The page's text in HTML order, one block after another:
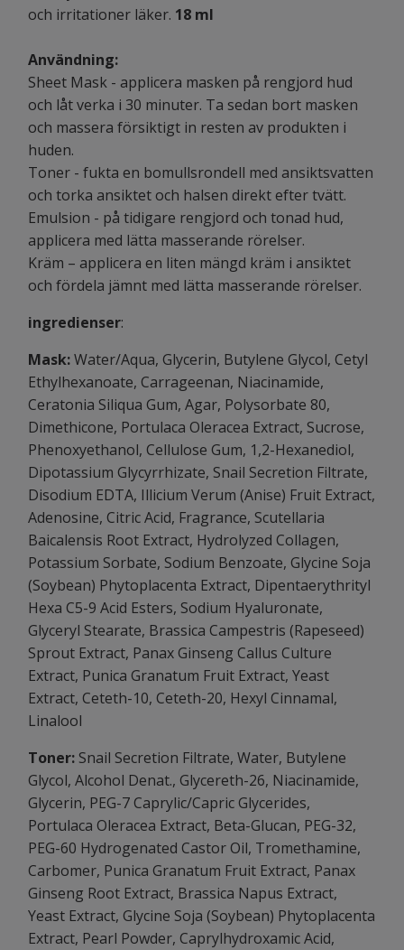
och irritationer läker. 18 ml
Användning:
Sheet Mask - applicera masken på rengjord hud
och låt verka i 30 minuter. Ta sedan bort masken
och massera försiktigt in resten av produkten i
huden.
Toner - fukta en bomullsrondell med ansiktsvatten
och torka ansiktet och halsen direkt efter tvätt.
Emulsion - på tidigare rengjord och tonad hud,
applicera med lätta masserande rörelser.
Kräm – applicera en liten mängd kräm i ansiktet
och fördela jämnt med lätta masserande rörelser.
ingredienser:
Mask:Water/Aqua, Glycerin, Butylene Glycol, Cetyl
Ethylhexanoate, Carrageenan, Niacinamide,
Ceratonia Siliqua Gum, Agar, Polysorbate 80,
Dimethicone, Portulaca Oleracea Extract, Sucrose,
Phenoxyethanol, Cellulose Gum, 1,2-Hexanediol,
Dipotassium Glycyrrhizate, Snail Secretion Filtrate,
Disodium EDTA, Illicium Verum (Anise) Fruit Extract,
Adenosine, Citric Acid, Fragrance, Scutellaria
Baicalensis Root Extract, Hydrolyzed Collagen,
Potassium Sorbate, Sodium Benzoate, Glycine Soja
(Soybean) Phytoplacenta Extract, Dipentaerythrityl
Hexa C5-9 Acid Esters, Sodium Hyaluronate,
Glyceryl Stearate, Brassica Campestris (Rapeseed)
Sprout Extract, Panax Ginseng Callus Culture
Extract, Punica Granatum Fruit Extract, Yeast
Extract, Ceteth-10, Ceteth-20, Hexyl Cinnamal,
Linalool
Toner: Snail Secretion Filtrate, Water, Butylene
Glycol, Alcohol Denat., Glycereth-26, Niacinamide,
Glycerin, PEG-7 Caprylic/Capric Glycerides,
Portulaca Oleracea Extract, Beta-Glucan, PEG-32,
PEG-60 Hydrogenated Castor Oil, Tromethamine,
Carbomer, Punica Granatum Fruit Extract, Panax
Ginseng Root Extract, Brassica Napus Extract,
Yeast Extract, Glycine Soja (Soybean) Phytoplacenta
Extract, Pearl Powder, Caprylhydroxamic Acid,